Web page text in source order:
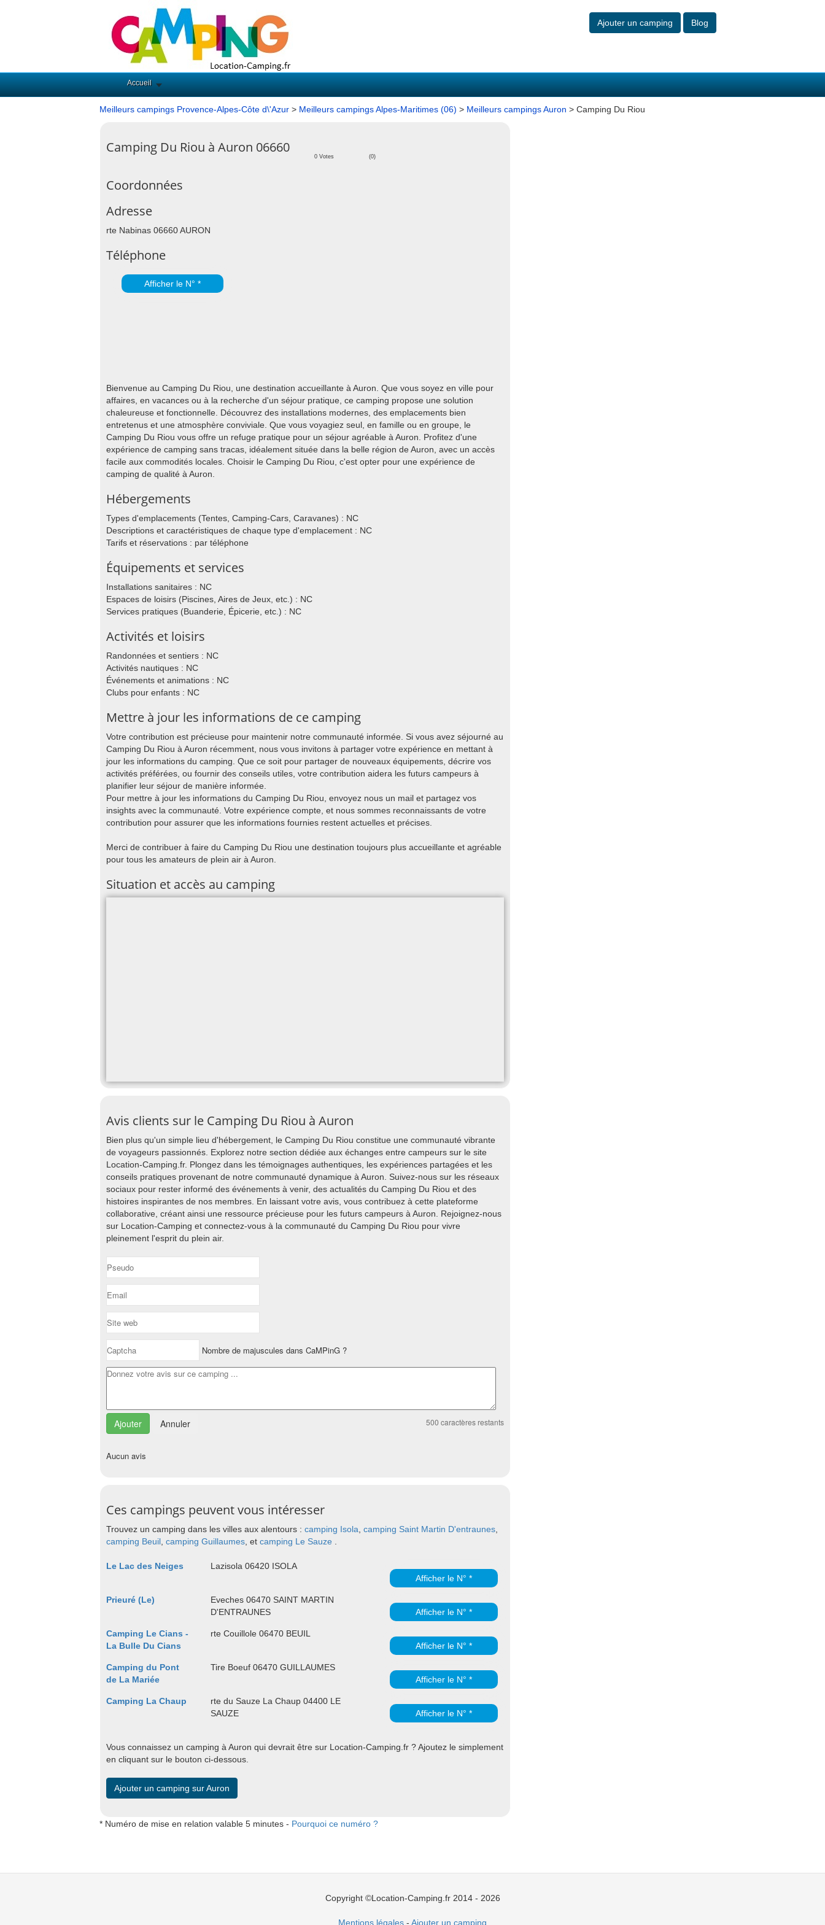
Ajouter un camping Blog
Accueil
Meilleurs campings Provence-Alpes-Côte d\'Azur > Meilleurs campings Alpes-Maritimes (06) > Meilleurs campings Auron > Camping Du Riou
Camping Du Riou à Auron 06660
0 Votes (0)
Coordonnées
Adresse
rte Nabinas 06660 AURON
Téléphone
Afficher le N° *
Bienvenue au Camping Du Riou, une destination accueillante à Auron. Que vous soyez en ville pour
affaires, en vacances ou à la recherche d'un séjour pratique, ce camping propose une solution
chaleureuse et fonctionnelle. Découvrez des installations modernes, des emplacements bien
entretenus et une atmosphère conviviale. Que vous voyagiez seul, en famille ou en groupe, le
Camping Du Riou vous offre un refuge pratique pour un séjour agréable à Auron. Profitez d'une
expérience de camping sans tracas, idéalement située dans la belle région de Auron, avec un accès
facile aux commodités locales. Choisir le Camping Du Riou, c'est opter pour une expérience de
camping de qualité à Auron.
Hébergements
Types d'emplacements (Tentes, Camping-Cars, Caravanes) : NC
Descriptions et caractéristiques de chaque type d'emplacement : NC
Tarifs et réservations : par téléphone
Équipements et services
Installations sanitaires : NC
Espaces de loisirs (Piscines, Aires de Jeux, etc.) : NC
Services pratiques (Buanderie, Épicerie, etc.) : NC
Activités et loisirs
Randonnées et sentiers : NC
Activités nautiques : NC
Événements et animations : NC
Clubs pour enfants : NC
Mettre à jour les informations de ce camping
Votre contribution est précieuse pour maintenir notre communauté informée. Si vous avez séjourné au
Camping Du Riou à Auron récemment, nous vous invitons à partager votre expérience en mettant à
jour les informations du camping. Que ce soit pour partager de nouveaux équipements, décrire vos
activités préférées, ou fournir des conseils utiles, votre contribution aidera les futurs campeurs à
planifier leur séjour de manière informée.
Pour mettre à jour les informations du Camping Du Riou, envoyez nous un mail et partagez vos
insights avec la communauté. Votre expérience compte, et nous sommes reconnaissants de votre
contribution pour assurer que les informations fournies restent actuelles et précises.
Merci de contribuer à faire du Camping Du Riou une destination toujours plus accueillante et agréable
pour tous les amateurs de plein air à Auron.
Situation et accès au camping
Avis clients sur le Camping Du Riou à Auron
Bien plus qu'un simple lieu d'hébergement, le Camping Du Riou constitue une communauté vibrante
de voyageurs passionnés. Explorez notre section dédiée aux échanges entre campeurs sur le site
Location-Camping.fr. Plongez dans les témoignages authentiques, les expériences partagées et les
conseils pratiques provenant de notre communauté dynamique à Auron. Suivez-nous sur les réseaux
sociaux pour rester informé des événements à venir, des actualités du Camping Du Riou et des
histoires inspirantes de nos membres. En laissant votre avis, vous contribuez à cette plateforme
collaborative, créant ainsi une ressource précieuse pour les futurs campeurs à Auron. Rejoignez-nous
sur Location-Camping et connectez-vous à la communauté du Camping Du Riou pour vivre
pleinement l'esprit du plein air.
Nombre de majuscules dans CaMPinG ?
Annuler 500 caractères restants
Aucun avis
Ces campings peuvent vous intéresser
Trouvez un camping dans les villes aux alentours : camping Isola camping Saint Martin D'entraunes
camping Beuil camping Guillaumes , et camping Le Sauze
Le Lac des Neiges
Lazisola 06420 ISOLA
Afficher le N° *
Prieuré (Le)
Eveches 06470 SAINT MARTIN
D'ENTRAUNES
Afficher le N° *
Camping Le Cians -
La Bulle Du Cians
rte Couillole 06470 BEUIL
Afficher le N° *
Camping du Pont
de La Mariée
Tire Boeuf 06470 GUILLAUMES
Afficher le N° *
Camping La Chaup
rte du Sauze La Chaup 04400 LE
SAUZE
Afficher le N° *
Vous connaissez un camping à Auron qui devrait être sur Location-Camping.fr ? Ajoutez le simplement
en cliquant sur le bouton ci-dessous.
Ajouter un camping sur Auron
* Numéro de mise en relation valable 5 minutes - Pourquoi ce numéro ?
Copyright ©Location-Camping.fr 2014 - 2026
Mentions légales - Ajouter un camping